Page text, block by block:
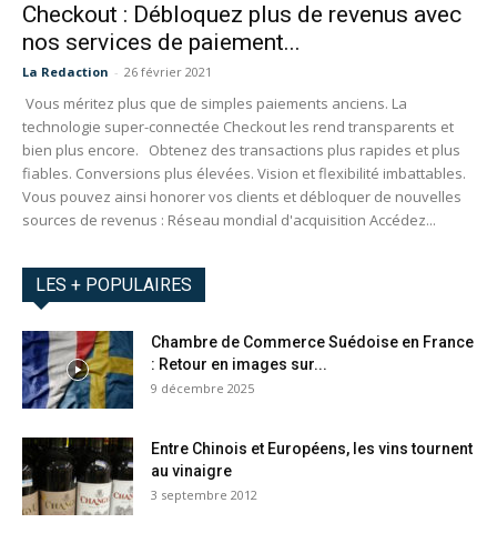
Checkout : Débloquez plus de revenus avec
nos services de paiement...
La Redaction - 26 février 2021
Vous méritez plus que de simples paiements anciens. La
technologie super-connectée Checkout les rend transparents et
bien plus encore. Obtenez des transactions plus rapides et plus
fiables. Conversions plus élevées. Vision et flexibilité imbattables.
Vous pouvez ainsi honorer vos clients et débloquer de nouvelles
sources de revenus : Réseau mondial d'acquisition Accédez...
LES + POPULAIRES
Chambre de Commerce Suédoise en France
: Retour en images sur...
9 décembre 2025
Entre Chinois et Européens, les vins tournent
au vinaigre
3 septembre 2012